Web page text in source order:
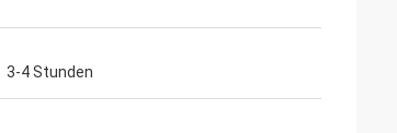
3-4 Stunden